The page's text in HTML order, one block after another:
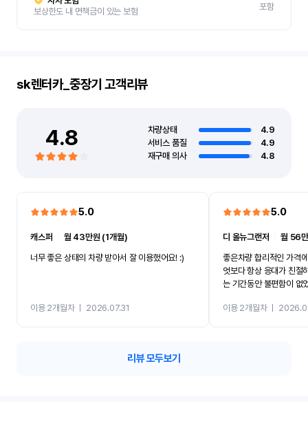
보상한도 내 면책금이 있는 보험
포함
sk렌터카_중장기 고객리뷰
4.8 차량상태
4.9
서비스 품질
4.9
재구매 의사
4.8
5.0
캐스퍼
월 43만원 (1개월)
너무 좋은 상태의 차량 받아서 잘 이용했어요! :)
이용 2개월차ㅣ 2026.07.31
5.0
디 올뉴그랜저 ㅣ월 56
좋은차량 합리적인 가격
엇보다 항상 응대가 친절
는 기간동안 불편함이 없
카 렌트 고민없이 강추합
이용 2개월차ㅣ
리뷰 모두보기